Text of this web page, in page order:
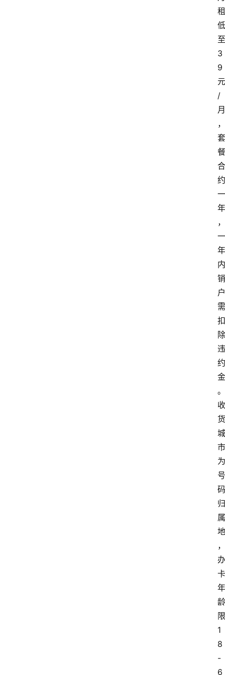
租
低
至
3
9
元
/
月
，
套
餐
合
约
一
年
，
一
年
内
销
户
需
扣
除
违
约
金
。
收
货
城
市
为
号
码
归
属
地
，
办
卡
年
龄
限
1
8
-
6